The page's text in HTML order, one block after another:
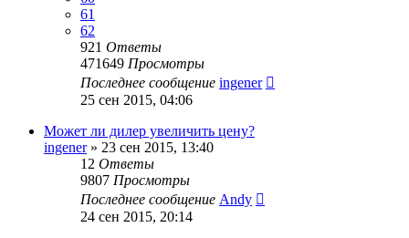
61
62
921 Ответы
471649 Просмотры
Последнее сообщение ingener
25 сен 2015, 04:06
Может ли дилер увеличить цену?
ingener» 23 сен 2015, 13:40
12 Ответы
9807 Просмотры
Последнее сообщение Andy
24 сен 2015, 20:14